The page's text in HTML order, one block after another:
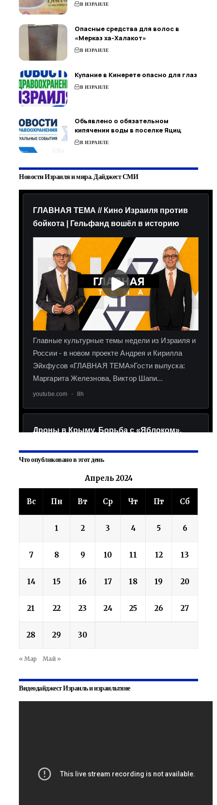
В ИЗРАИЛЕ
Опасные средства для волос в
«Мерказ ха-Халакот»
В ИЗРАИЛЕ
Купание в Кинерете опасно для глаз
В ИЗРАИЛЕ
Объявлено о обязательном
кипячении воды в поселке Яциц
В ИЗРАИЛЕ
Новости Израиля и мира. Дайджест СМИ
Что опубликовано в этот день
Апрель 2024
Вс Пн Вт Ср Чт Пт Сб
1 2 3 4 5 6
7 8 9 10 11 12 13
14 15 16 17 18 19 20
21 22 23 24 25 26 27
28 29 30
« Мар Май »
Видеодайджест Израиль и израильтяне